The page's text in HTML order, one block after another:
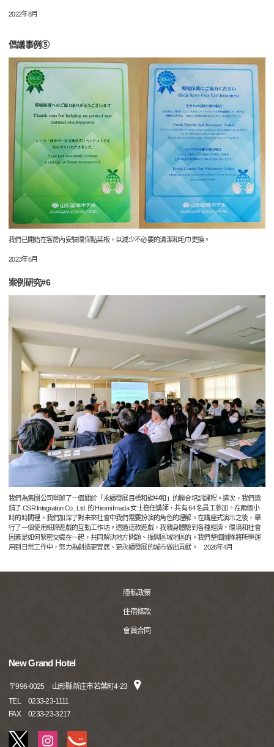
2022年8月
倡議事例⑤
我們已開始在客房內安裝環保點菜板，以減少不必要的清潔和毛巾更換。
2023年6月
案例研究#6
我們為集團公司舉辦了一個關於「永續發展目標和碳中和」的聯合培訓課程。這次，我們邀
請了 CSR Integration Co., Ltd. 的 Hiromi Imada 女士擔任講師，共有 64 名員工參加。在兩個小
時的時間裡，我們加深了對未來社會中我們需要扮演的角色的理解。在講座式演示之後，舉
行了一個使用紙牌遊戲的互動工作坊。透過這款遊戲，我親身體驗到各種經濟、環境和社會
因素是如何緊密交織在一起，共同解決地方問題、振興區域地區的。我們整個團隊將所學運
用到日常工作中，努力為創造更宜居、更永續發展的城市做出貢獻。 2026年4月
隱私政策
住宿條款
會員合同
New Grand Hotel
〒996-0025
山形縣新庄市若葉町4-23
TEL
0233-23-1111
FAX
0233-23-3217